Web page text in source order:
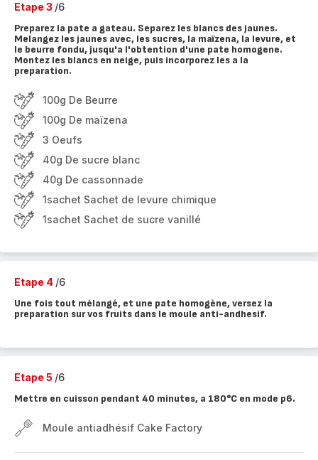
Etape 3 /6
Preparez la pate a gateau. Separez les blancs des jaunes.
Melangez les jaunes avec, les sucres, la maïzena, la levure, et
le beurre fondu, jusqu'a l'obtention d'une pate homogene.
Montez les blancs en neige, puis incorporez les a la
preparation.
100g De Beurre
100g De maïzena
3 Oeufs
40g De sucre blanc
40g De cassonnade
1sachet Sachet de levure chimique
1sachet Sachet de sucre vanillé
Etape 4 /6
Une fois tout mélangé, et une pate homogène, versez la
preparation sur vos fruits dans le moule anti-andhesif.
Etape 5 /6
Mettre en cuisson pendant 40 minutes, a 180°C en mode p6.
Moule antiadhésif Cake Factory